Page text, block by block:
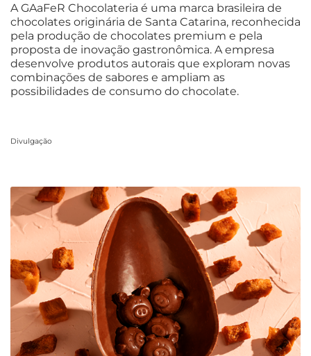
A GAaFeR Chocolateria é uma marca brasileira de
chocolates originária de Santa Catarina, reconhecida
pela produção de chocolates premium e pela
proposta de inovação gastronômica. A empresa
desenvolve produtos autorais que exploram novas
combinações de sabores e ampliam as
possibilidades de consumo do chocolate.
Divulgação